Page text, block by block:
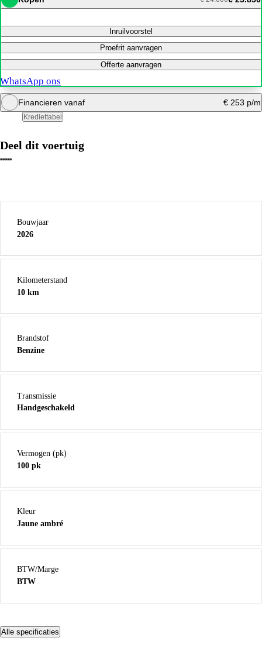
Inruilvoorstel
Proefrit aanvragen
Offerte aanvragen
WhatsApp ons
Financieren vanaf € 253 p/m
Krediettabel
Deel dit voertuig
Bouwjaar
2026
Kilometerstand
10 km
Brandstof
Benzine
Transmissie
Handgeschakeld
Vermogen (pk)
100 pk
Kleur
Jaune ambré
BTW/Marge
BTW
Alle specificaties